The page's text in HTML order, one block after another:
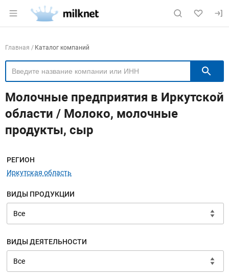
Раздел навигации по сайту milknet.ru
Навигация по компаниям
Главная Каталог компаний
Молочные предприятия в Иркутской
области / Молоко, молочные
продукты, сыр
Меню навигации
РЕГИОН
Иркутская область
ВИДЫ ПРОДУКЦИИ
ВИДЫ ДЕЯТЕЛЬНОСТИ